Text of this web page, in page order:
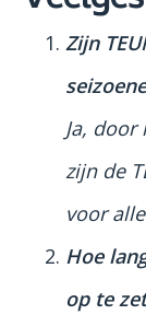
Zijn
Ja, door
zijn de
voor
Hoe
op te